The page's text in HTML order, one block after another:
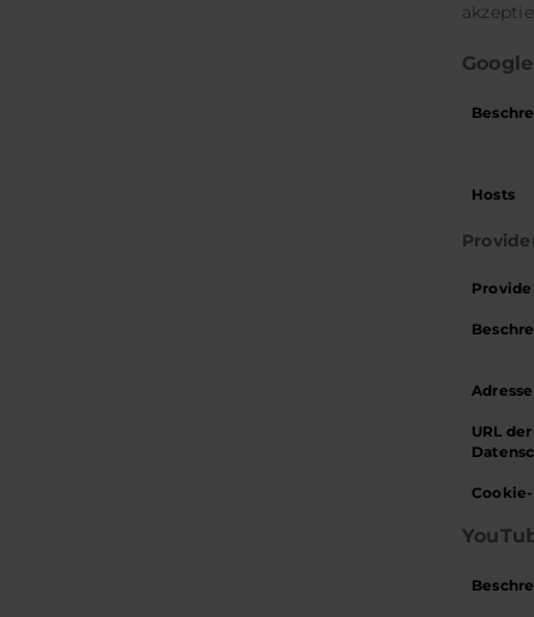
Hosts
Adresse
URL der
Cookie-